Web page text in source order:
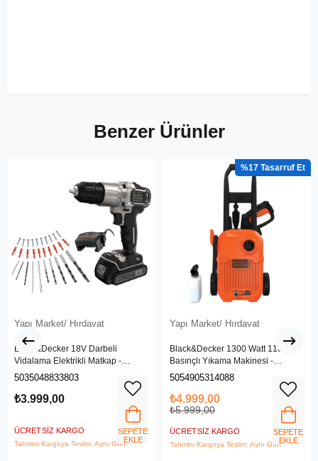
Benzer Ürünler
Yapı Market/ Hırdavat
Black&Decker 18V Darbeli
Vidalama Elektrikli Matkap -
BDCHD18SC1K-QW
5035048833803
₺3.999,00
ÜCRETSIZ KARGO
Tahmini Kargoya Teslim: Aynı Gün
SEPETE
EKLE
Yapı Market/ Hırdavat
Black&Decker 1300 Watt 110 Bar
Basınçlı Yıkama Makinesi -
(BEPW1300L-QS)
5054905314088
₺4.999,00
₺5.999,00
ÜCRETSIZ KARGO
Tahmini Kargoya Teslim: Aynı Gün
%17
SEPETE
EKLE